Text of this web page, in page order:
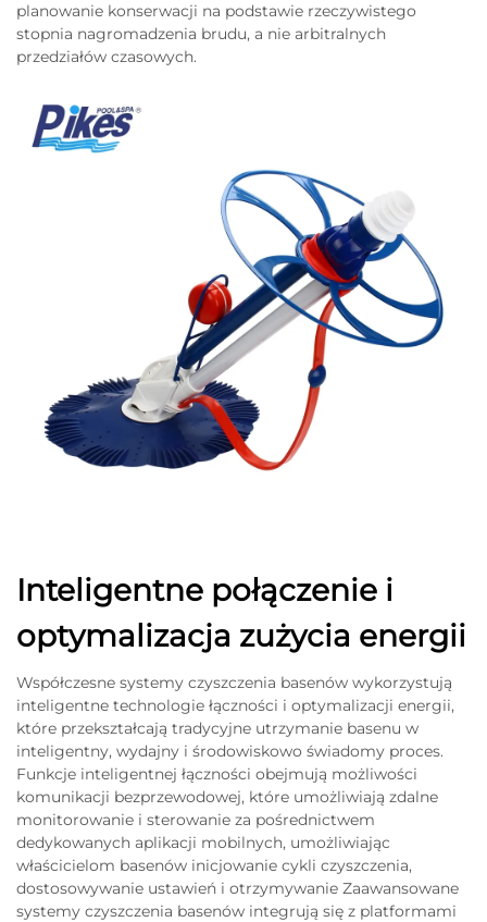
planowanie konserwacji na podstawie rzeczywistego
stopnia nagromadzenia brudu, a nie arbitralnych
przedziałów czasowych.
Inteligentne połączenie i
optymalizacja zużycia energii
Współczesne systemy czyszczenia basenów wykorzystują
inteligentne technologie łączności i optymalizacji energii,
które przekształcają tradycyjne utrzymanie basenu w
inteligentny, wydajny i środowiskowo świadomy proces.
Funkcje inteligentnej łączności obejmują możliwości
komunikacji bezprzewodowej, które umożliwiają zdalne
monitorowanie i sterowanie za pośrednictwem
dedykowanych aplikacji mobilnych, umożliwiając
właścicielom basenów inicjowanie cykli czyszczenia,
dostosowywanie ustawień i otrzymywanie Zaawansowane
systemy czyszczenia basenów integrują się z platformami